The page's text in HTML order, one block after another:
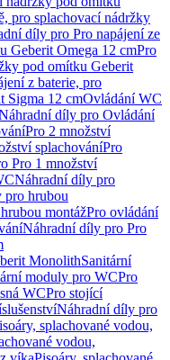
pro splachovací nádržky
díly pro Pro napájení ze
Geberit Omega 12 cmPro
pod omítku Geberit
z baterie, pro
Sigma 12 cmOvládání WC
díly pro Ovládání
Pro 2 množství
splachováníPro
Pro 1 množství
Náhradní díly pro
pro hrubou
montážPro ovládání
Náhradní díly pro Pro
MonolithSanitární
moduly pro WCPro
WCPro stojící
Náhradní díly pro
splachované vodou,
vodou,